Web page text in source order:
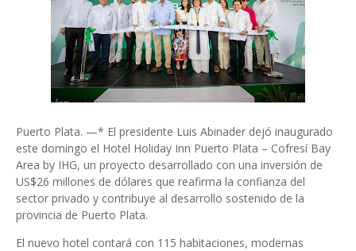
Puerto Plata. —* El presidente Luis Abinader dejó inaugurado
este domingo el Hotel Holiday Inn Puerto Plata – Cofresí Bay
Area by IHG, un proyecto desarrollado con una inversión de
US$26 millones de dólares que reafirma la confianza del
sector privado y contribuye al desarrollo sostenido de la
provincia de Puerto Plata.
El nuevo hotel contará con 115 habitaciones, modernas